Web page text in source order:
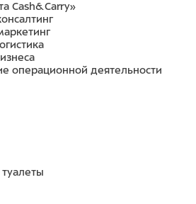
Cash&Carry»
операционной деятельности